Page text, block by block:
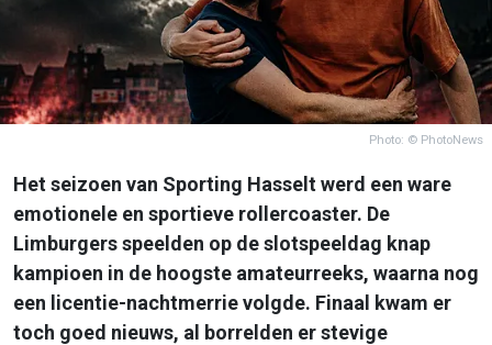
Photo: © PhotoNews
Het seizoen van Sporting Hasselt werd een ware
emotionele en sportieve rollercoaster. De
Limburgers speelden op de slotspeeldag knap
kampioen in de hoogste amateurreeks, waarna nog
een licentie-nachtmerrie volgde. Finaal kwam er
toch goed nieuws, al borrelden er stevige